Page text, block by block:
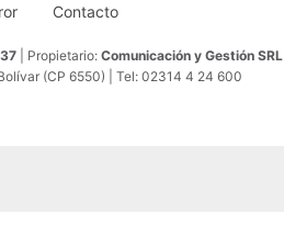
Contacto
| Propietario: Comunicación y Gestión SRL
(CP 6550) | Tel: 02314 4 24 600